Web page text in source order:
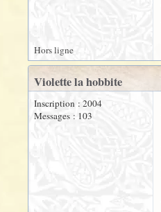
Hors ligne
Violette la hobbite
Inscription : 2004
Messages : 103